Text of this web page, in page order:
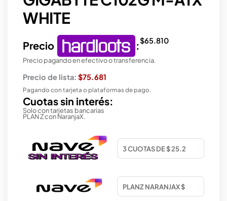
WHITE
Precio :$65.810
Precio pagando en efectivo o transferencia.
Precio de lista: $75.681
Pagando con tarjeta o plataformas de pago.
Cuotas sin interés:
Solo con tarjetas bancarias
PLAN Z con NaranjaX.